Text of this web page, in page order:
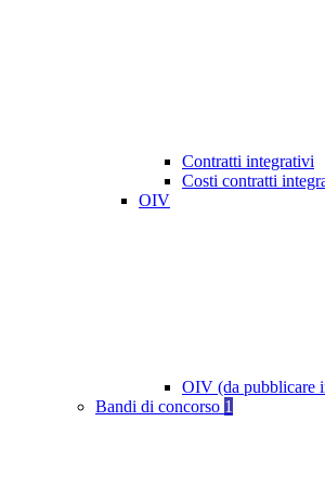
Contratti integrativi
Costi contratti
OIV
OIV (da pubblicare
Bandi di concorso 1